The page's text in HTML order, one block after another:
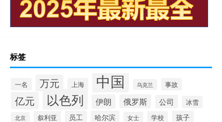
标签
一名 万元 上海 中国 乌克兰 事故
亿元 以色列 伊朗 俄罗斯 公司 冰雪
北京 叙利亚 员工 哈尔滨 女士 学校 孩子